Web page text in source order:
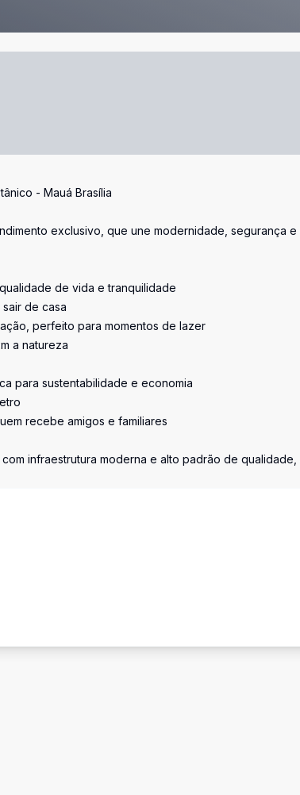
- Mauá Brasília
exclusivo, que une modernidade, segurança e
de vida e tranquilidade
de casa
perfeito para momentos de lazer
a natureza
para sustentabilidade e economia
recebe amigos e familiares
infraestrutura moderna e alto padrão de